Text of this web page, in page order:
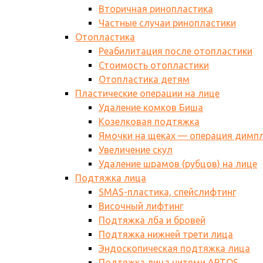
Вторичная ринопластика
Частные случаи ринопластики
Отопластика
Реабилитация после отопластики
Стоимость отопластики
Отопластика детям
Пластические операции на лице
Удаление комков Биша
Козелковая подтяжка
Ямочки на щеках — операция
Увеличение скул
Удаление шрамов (рубцов) на лице
Подтяжка лица
SMAS-пластика, спейслифтинг
Височный лифтинг
Подтяжка лба и бровей
Подтяжка нижней трети лица
Эндоскопическая подтяжка лица